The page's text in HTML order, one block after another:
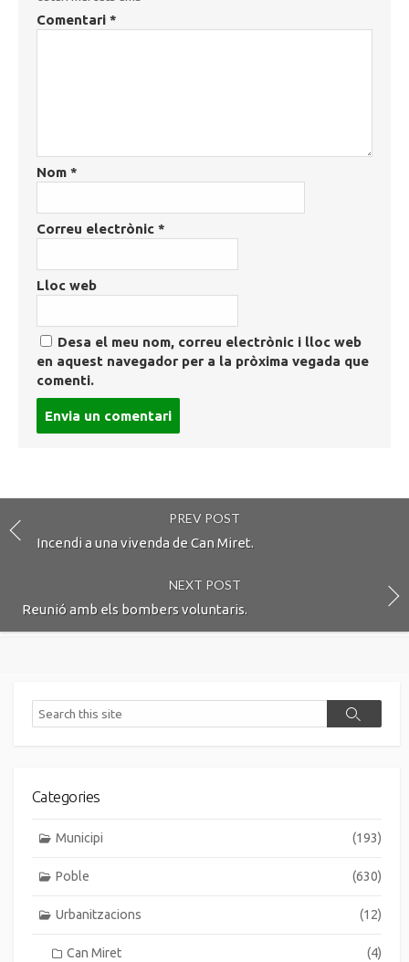
Comentari *
Nom *
Correu electrònic *
Lloc web
Desa el meu nom, correu electrònic i lloc web
en aquest navegador per a la pròxima vegada que
comenti.
PREV POST
Incendi a una vivenda de Can Miret.
NEXT POST
Reunió amb els bombers voluntaris.
Search
Search
Categories
Municipi (193)
Poble (630)
Urbanitzacions (12)
Can Miret (4)